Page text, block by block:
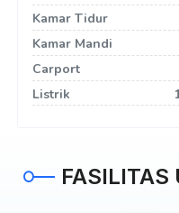
Kamar Tidur
Kamar Mandi
Carport
Listrik
FASILITAS